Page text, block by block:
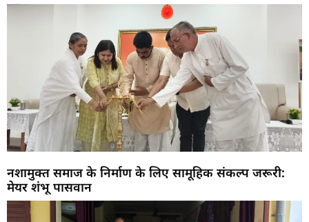
नशामुक्त समाज के निर्माण के लिए सामूहिक संकल्प जरूरी:
मेयर शंभू पासवान